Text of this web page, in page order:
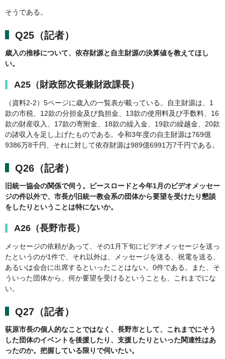
そうである。
Q25（記者）
歳入の推移について、依存財源と自主財源の決算値を教えてほし
い。
A25（財政部次長兼財政課長）
（資料2-2）5ページに歳入の一覧表が載っている。自主財源は、1
款の市税、12款の分担金及び負担金、13款の使用料及び手数料、16
款の財産収入、17款の寄附金、18款の繰入金、19款の繰越金、20款
の諸収入を足し上げたものである。令和3年度の自主財源は769億
9386万8千円、それに対して依存財源は989億6991万7千円である。
Q26（記者）
旧統一協会の関係で伺う。ピースロードと今年1月のビデオメッセー
ジの件以外で、市長が旧統一教会系の団体から要望を受けたり懇談
をしたりということは特にないか。
A26（長野市長）
メッセージの依頼があって、その1月下旬にビデオメッセージを送っ
たというのが1件で、それ以外は、メッセージを送る、祝電を送る、
あるいは会合に出席するといったことはない。0件である。また、そ
ういった団体から、何か要望を受けるということも、これまでにな
い。
Q27（記者）
荻原市長の個人的なことではなく、長野市として、これまでにそう
した団体のイベントを後援したり、支援したりといった関連性はあ
ったのか。把握している限りで伺いたい。